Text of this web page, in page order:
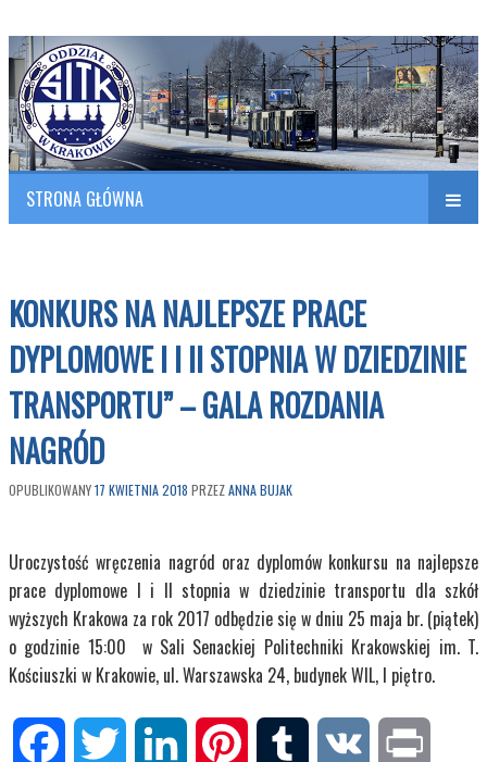
SITK RP Oddział w KRAKOWIE
Polish Association of Engineers & Technicians of Transportation
STRONA GŁÓWNA
KONKURS NA NAJLEPSZE PRACE
DYPLOMOWE I I II STOPNIA W DZIEDZINIE
TRANSPORTU” – GALA ROZDANIA
NAGRÓD
OPUBLIKOWANY17 KWIETNIA 2018 PRZEZANNA BUJAK
Uroczystość wręczenia nagród oraz dyplomów konkursu na najlepsze
prace dyplomowe I i II stopnia w dziedzinie transportu dla szkół
wyższych Krakowa za rok 2017 odbędzie się w dniu 25 maja br. (piątek)
o godzinie 15:00 w Sali Senackiej Politechniki Krakowskiej im. T.
Kościuszki w Krakowie, ul. Warszawska 24, budynek WIL, I piętro.
Facebook Twitter LinkedIn Pinterest Tumblr VK